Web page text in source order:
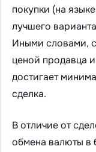
покупки (на
лучшего
Иными словами,
ценой продавца
достигает
сделка.
В отличие от
обмена валюты в